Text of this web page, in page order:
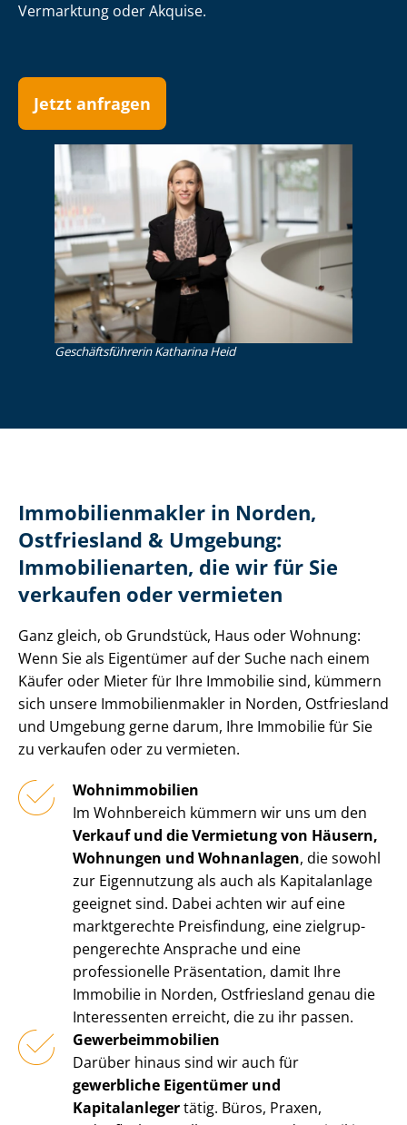
Vermarktung oder Akquise.
Jetzt anfragen
Ge­schäfts­füh­re­rin Katharina Heid
Im­mo­bi­li­en­mak­ler in Norden,
Ostfriesland & Umgebung:
Immobilienarten, die wir für Sie
verkaufen oder vermieten
Ganz gleich, ob Grundstück, Haus oder Wohnung:
Wenn Sie als Eigentümer auf der Suche nach einem
Käufer oder Mieter für Ihre Immobilie sind, kümmern
sich unsere Im­mo­bi­li­en­mak­ler in Norden, Ostfriesland
und Umgebung gerne darum, Ihre Immobilie für Sie
zu verkaufen oder zu vermieten.
Wohnimmobilien
Im Wohnbereich kümmern wir uns um den
Verkauf und die Vermietung von Häusern,
Wohnungen und Wohnanlagen, die sowohl
zur Eigennutzung als auch als Kapitalanlage
geeignet sind. Dabei achten wir auf eine
marktgerechte Preisfindung, eine ziel­grup­
pen­ge­rech­te Ansprache und eine
professionelle Präsentation, damit Ihre
Immobilie in Norden, Ostfriesland genau die
Interessenten erreicht, die zu ihr passen.
Ge­wer­be­im­mo­bi­li­en
Darüber hinaus sind wir auch für
gewerbliche Eigentümer und
Kapitalanlegertätig. Büros, Praxen,